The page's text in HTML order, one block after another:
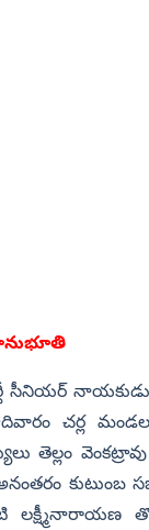
సీనియర్
చర్ల
తెల్లం
కుటుంబ
లక్ష్మీనారాయణ